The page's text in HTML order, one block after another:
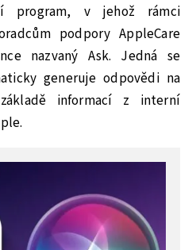
program, v jehož rámci
podpory AppleCare
nazvaný Ask. Jedná se
generuje odpovědi na
informací z interní